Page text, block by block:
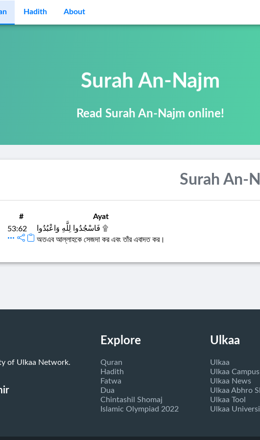
Hadith About
Surah An-Najm
Read Surah An-Najm online!
Surah An-
#
Ayat
53:62
فَاسْجُدُوا لِلَّهِ وَاعْبُدُوا ۩
অতএব আল্লাহকে সেজদা কর এবং তাঁর এবাদত কর।
of Ulkaa Network.
Explore
Quran
Hadith
Fatwa
Dua
Chintashil Shomaj
Islamic Olympiad 2022
Ulkaa
Ulkaa
Ulkaa Campus
Ulkaa News
Ulkaa Abhro
Ulkaa Tool
Ulkaa